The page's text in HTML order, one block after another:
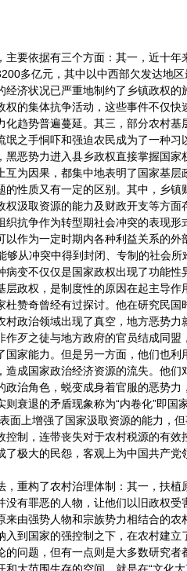
要依据有三个方面：其一，近十年
多亿元，其中以中西部欠发达地
济状况已严重地制约了乡镇政权的
的集体抗争活动，这些事件不仅快
趋势普遍蔓延。其三，部分农村基
之手恫吓和强迫农民成为了一种习
恶势力进入县乡政权直接掌握国家
为因果，都集中地表明了国家基层
性质又有一定的区别。其中，乡镇
汲取资源的能力及财政开支等方面
抗争作为转型期社会冲突的表现形
作为一定时期内各种利益关系的外
够从冲突中得到封闭、专制的社会所
变不仅仅是国家政权出现了功能性
政权，是制度性的原因在起主导作
赞奇曾经有过探讨。他在研究民国
政治领域出现了真空，地方恶势力
歹之徒与地方政府的官员结成同盟
家能力。但是另一方面，他们也利
成国家政治经济资源的流失。他们
治角色，蜕变成身着官服的恶势力
衰退的矛盾现象称为“内卷化”即国
面上增强了国家汲取资源的能力，
制，连带丧失对于农村税源的有效
极大的民怨，客观上为中国共产党
重构了农村治理体制：其一，扶植
有罪恶的人物，让他们以旧政权受
由强势人物和宗族势力相结合的农
到国家的强控制之下，在农村建立
问题，但有一点则是大多数研究者